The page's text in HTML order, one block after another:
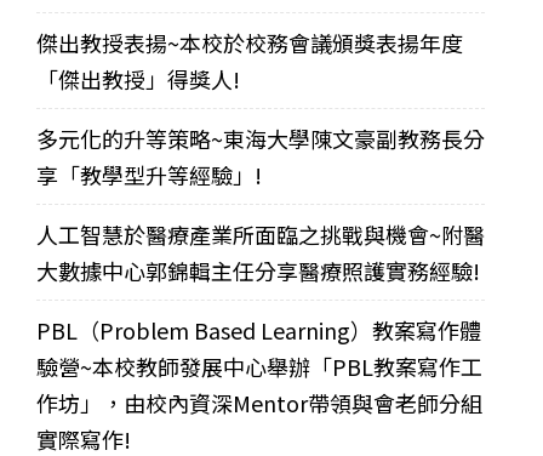
傑出教授表揚~本校於校務會議頒獎表揚年度
「傑出教授」得獎人!
多元化的升等策略~東海大學陳文豪副教務長分
享「教學型升等經驗」!
人工智慧於醫療產業所面臨之挑戰與機會~附醫
大數據中心郭錦輯主任分享醫療照護實務經驗!
PBL（Problem Based Learning）教案寫作體
驗營~本校教師發展中心舉辦「PBL教案寫作工
作坊」，由校內資深Mentor帶領與會老師分組
實際寫作!